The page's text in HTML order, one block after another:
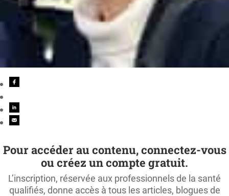
Pour accéder au contenu, connectez-vous
ou créez un compte gratuit.
L’inscription, réservée aux professionnels de la santé
qualifiés, donne accès à tous les articles, blogues de